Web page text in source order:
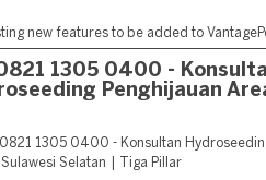
new features to be added to
1305 0400 -
Penghijauan
1305 0400 - Konsultan
Sulawesi Selatan | Tiga Pillar